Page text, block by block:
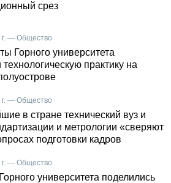
срез
— Общество
Горного университета
практику на
— Общество
в стране технический вуз и
и метрологии «сверяют
подготовки кадров
— Общество
университета поделились